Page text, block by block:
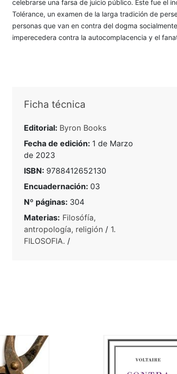
celebrarse una farsa de juicio público. Este fue el
Tolérance, un examen de la larga tradición de
personas que van en contra del dogma
imperecedera contra la autocomplacencia y el
Ficha técnica
Editorial: Byron Books
Fecha de edición: 1 de Marzo
de 2023
ISBN: 9788412652130
Encuadernación: 03
Nº páginas: 304
Materias: Filosófía,
antropología, religión / 1.
FILOSOFIA. /